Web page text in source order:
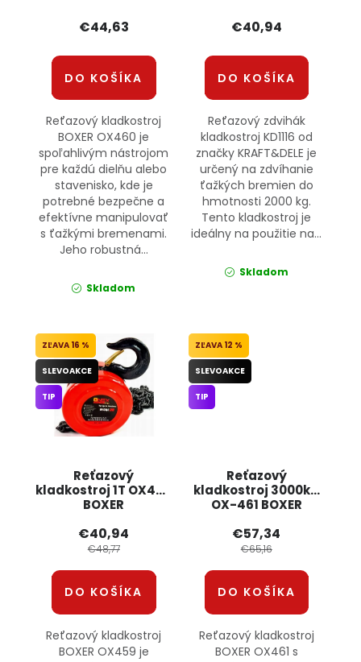
€44,63
DO KOŠÍKA
Reťazový kladkostroj
BOXER OX460 je
spoľahlivým nástrojom
pre každú dielňu alebo
stavenisko, kde je
potrebné bezpečne a
efektívne manipulovať
s ťažkými bremenami.
Jeho robustná...
Skladom
€40,94
DO KOŠÍKA
Reťazový zdvihák
kladkostroj KD1116 od
značky KRAFT&DELE je
určený na zdvíhanie
ťažkých bremien do
hmotnosti 2000 kg.
Tento kladkostroj je
ideálny na použitie na...
Skladom
Reťazový
kladkostroj 1T OX459
BOXER
16 %
SLEVOAKCE
TIP
€40,94
€48,77
DO KOŠÍKA
Reťazový kladkostroj
BOXER OX459 je
Reťazový
kladkostroj 3000kg
OX-461 BOXER
12 %
SLEVOAKCE
TIP
€57,34
€65,16
DO KOŠÍKA
Reťazový kladkostroj
BOXER OX461 s